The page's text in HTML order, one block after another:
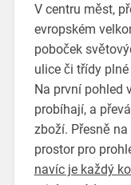
V centru měst,
evropském
poboček
ulice či třídy
Na první pohled
probíhají, a
zboží. Přesně
prostor pro
navíc je každý